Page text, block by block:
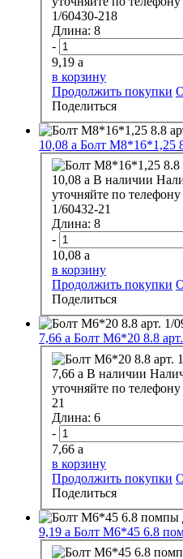
1/60430-218
Длина: 8
-
9,19 a
в корзину
Продолжить покупки
Поделиться
10,08 a Болт М8*16*1,25
10,08 a В наличии
уточняйте по телефону
1/60432-21
Длина: 8
-
10,08 a
в корзину
Продолжить покупки
Поделиться
7,66 a Болт М6*20 8.8
7,66 a В наличии
уточняйте по телефону
21
Длина: 6
-
7,66 a
в корзину
Продолжить покупки
Поделиться
9,19 a Болт М6*45 6.8